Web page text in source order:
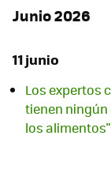
Junio 2026
11 junio
Los expertos
tienen ningún
los alimentos"